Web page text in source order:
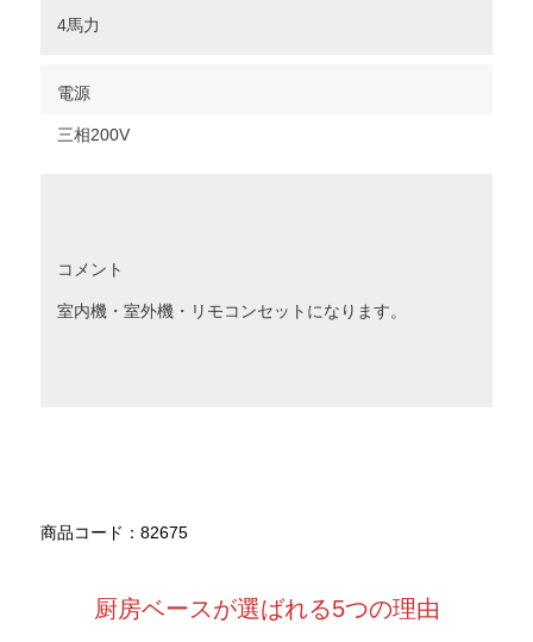
4馬力
電源
三相200V
コメント
室内機・室外機・リモコンセットになります。
商品コード：82675
厨房ベースが選ばれる5つの理由